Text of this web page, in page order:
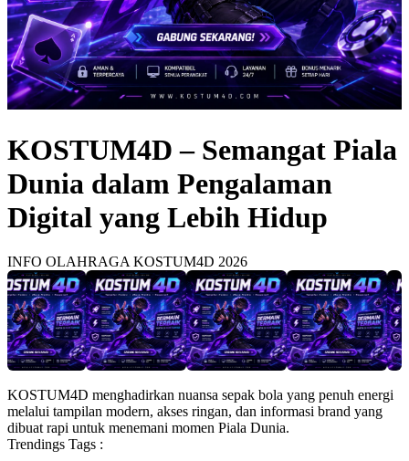
KOSTUM4D – Semangat Piala
Dunia dalam Pengalaman
Digital yang Lebih Hidup
INFO OLAHRAGA KOSTUM4D 2026
KOSTUM4D menghadirkan nuansa sepak bola yang penuh energi
melalui tampilan modern, akses ringan, dan informasi brand yang
dibuat rapi untuk menemani momen Piala Dunia.
Trendings Tags :